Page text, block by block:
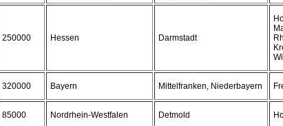
250000 Hessen Darmstadt
320000 Bayern Mittelfranken, Niederbayern
85000 Nordrhein-Westfalen Detmold